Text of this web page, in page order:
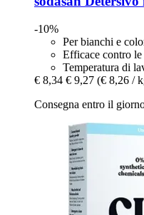
-10%
Per bianchi e
Efficace contro le
Temperatura di
€ 8,34 € 9,27 (€ 8,26 /
Consegna entro il